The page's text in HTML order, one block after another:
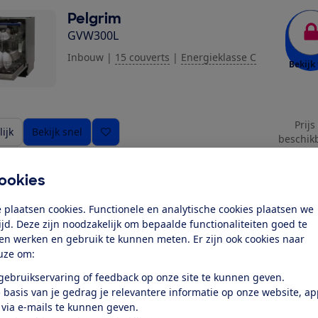
plaatsen cookies. Functionele en analytische cookies plaatsen we
Deze zijn noodzakelijk om bepaalde functionaliteiten goed te
werken en gebruik te kunnen meten. Er zijn ook cookies naar
om:
of feedback op onze site te kunnen geven.
basis van je gedrag je relevantere informatie op onze website,
e-mails te kunnen geven.
Pelgrim
GVW300L
Inbouw | 15 couverts | Energieklasse C
Bekijk
Bekijk snel
GVW261L
Inbouw | 13 couverts | Energieklasse C
Bekijk
Bekijk snel
Prijs